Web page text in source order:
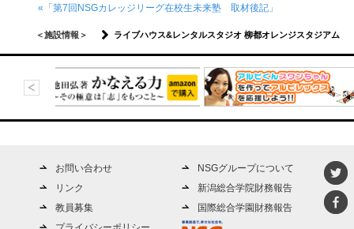
«「第7回NSGカレッジリーグ在校生未来塾 取材後記」
＜施設情報＞ ライブハウス&レンタルスタジオ 柳都オレンジスタジアム
お問い合わせ
リンク
教員募集
NSGグループについて
新潟総合学院財務報告
国際総合学園財務報告